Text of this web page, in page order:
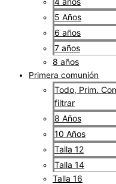
5 Años
6 años
7 años
8 años
Primera comunión
Todo, Prim.
filtrar
8 Años
10 Años
Talla 12
Talla 14
Talla 16